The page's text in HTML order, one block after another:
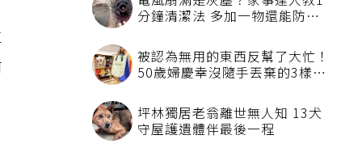
電風扇滿是灰塵？家事達人教1
被認為無用的東西反幫了大忙！
50歲婦慶幸沒隨手丟棄的3樣物
坪林獨居老翁離世無人知 13犬
守屋護遺體伴最後一程